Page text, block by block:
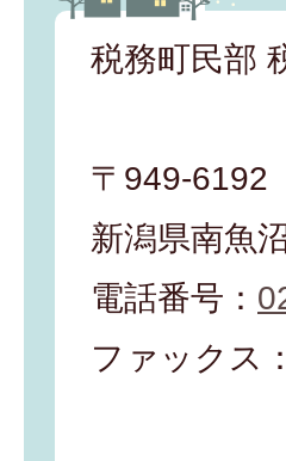
税務町民部
〒949-6192
新潟県南魚
電話番号：
ファックス：